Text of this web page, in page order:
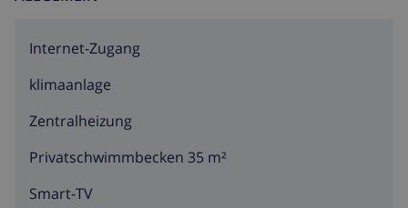
persönlichen Fleckchen Ruhe und Frieden gefunden.
(Siehe Foto und Karte).
Internet-Zugang
klimaanlage
Zentralheizung
Privatschwimmbecken 35 m²
Smart-TV